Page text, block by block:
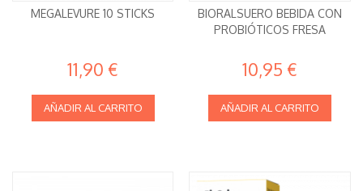
MEGALEVURE 10 STICKS
11,90 €
AÑADIR AL CARRITO
BIORALSUERO BEBIDA CON
PROBIÓTICOS FRESA
10,95 €
AÑADIR AL CARRITO